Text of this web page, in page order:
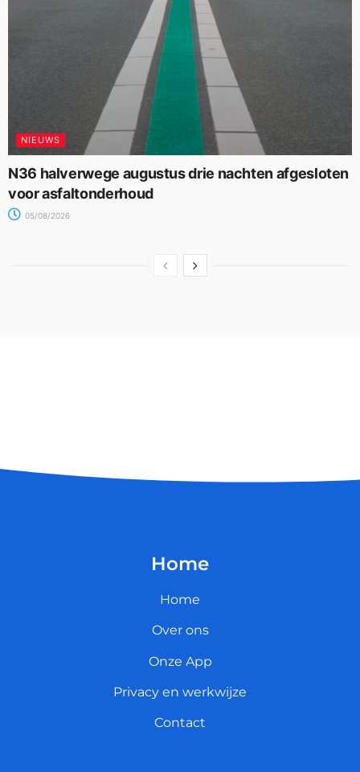
NIEUWS
N36 halverwege augustus drie nachten afgesloten
voor asfaltonderhoud
05/08/2026
Home
Home
Over ons
Onze App
Privacy en werkwijze
Contact